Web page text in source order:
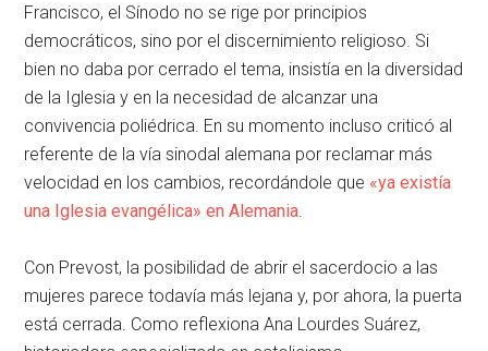
Francisco, el Sínodo no se rige por principios
democráticos, sino por el discernimiento religioso. Si
bien no daba por cerrado el tema, insistía en la diversidad
de la Iglesia y en la necesidad de alcanzar una
convivencia poliédrica. En su momento incluso criticó al
referente de la vía sinodal alemana por reclamar más
velocidad en los cambios, recordándole que «ya existía
una Iglesia evangélica» en Alemania
Con Prevost, la posibilidad de abrir el sacerdocio a las
mujeres parece todavía más lejana y, por ahora, la puerta
está cerrada. Como reflexiona Ana Lourdes Suárez,